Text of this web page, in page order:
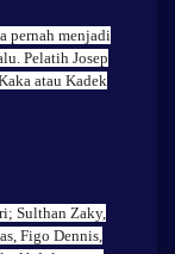
pernah menjadi
Pelatih Josep
atau Kadek
Sulthan Zaky,
Figo Dennis,